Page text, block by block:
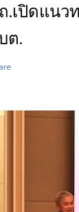
.เปิดแนว
ต.